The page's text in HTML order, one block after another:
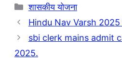
Categories
शासकीय योजना
Hindu Nav Varsh 2025
sbi clerk mains admit
2025.